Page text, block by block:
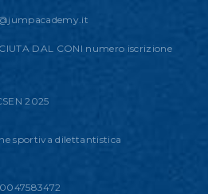
DAL CONI numero iscrizione
2025
sportiva dilettantistica